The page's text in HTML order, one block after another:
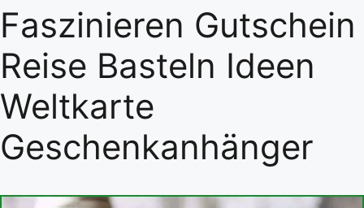
Faszinieren Gutschein
Reise Basteln Ideen
Weltkarte
Geschenkanhänger